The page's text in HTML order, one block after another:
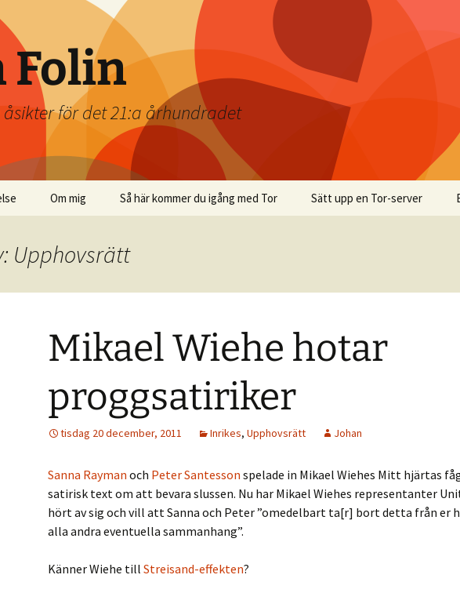
Folin
för det 21:a århundradet
Om mig Så här kommer du igång med Tor Sätt upp en Tor-server
Upphovsrätt
Mikael Wiehe hotar
proggsatiriker
tisdag 20 december, 2011 Inrikes, Upphovsrätt Johan
Sanna Rayman och Peter Santesson spelade in Mikael Wiehes Mitt hjärtas
satirisk text om att bevara slussen. Nu har Mikael Wiehes representanter
hört av sig och vill att Sanna och Peter ”omedelbart ta[r] bort detta från er
alla andra eventuella sammanhang”.
Känner Wiehe till Streisand-effekten?